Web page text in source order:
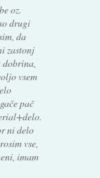
oz.
drugi
da
zastonj
vsem
pač
ni delo
vse,
imam